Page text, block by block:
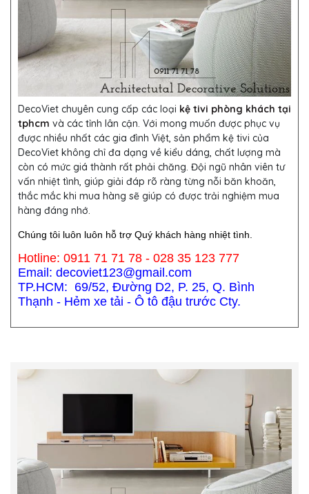
DecoViet chuyên cung cấp các loại kệ tivi phòng khách tại
tphcm và các tỉnh lân cận. Với mong muốn được phục vụ
được nhiều nhất các gia đình Việt, sản phẩm kệ tivi của
DecoViet không chỉ đa dạng về kiểu dáng, chất lượng mà
còn có mức giá thành rất phải chăng. Đội ngũ nhân viên tư
vấn nhiệt tình, giúp giải đáp rõ ràng từng nỗi băn khoăn,
thắc mắc khi mua hàng sẽ giúp có được trải nghiệm mua
hàng đáng nhớ.
Chúng tôi luôn luôn hỗ trợ Quý khách hàng nhiệt tình.
Hotline: 0911 71 71 78 - 028 35 123 777
Email: decoviet123@gmail.com
TP.HCM: 69/52, Đường D2, P. 25, Q. Bình
Thạnh - Hẻm xe tải - Ô tô đậu trước Cty.